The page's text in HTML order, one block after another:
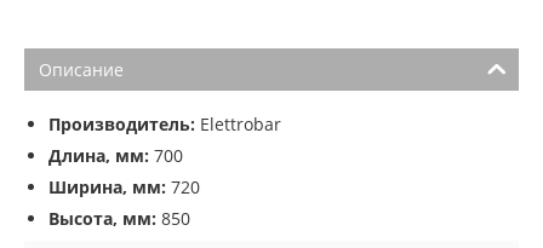
Описание
Производитель: Elettrobar
Длина, мм: 700
Ширина, мм: 720
Высота, мм: 850